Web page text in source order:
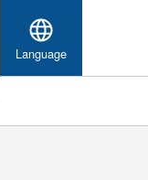
Language